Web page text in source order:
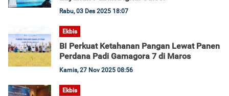
Rabu, 03 Des 2025 18:07
Ekbis
BI Perkuat Ketahanan Pangan Lewat Panen
Perdana Padi Gamagora 7 di Maros
Kamis, 27 Nov 2025 08:56
Ekbis